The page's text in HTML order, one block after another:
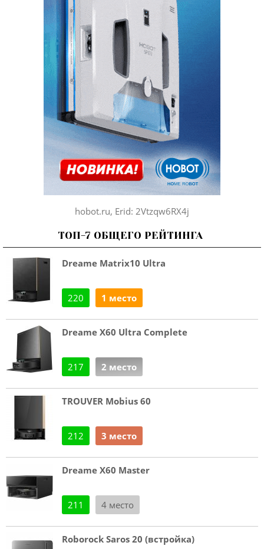
hobot.ru, Erid: 2Vtzqw6RX4j
ТОП-7 ОБЩЕГО РЕЙТИНГА
Dreame Matrix10 Ultra
220 1 место
Dreame X60 Ultra Complete
217 2 место
TROUVER Mobius 60
212 3 место
Dreame X60 Master
211 4 место
Roborock Saros 20 (встройка)